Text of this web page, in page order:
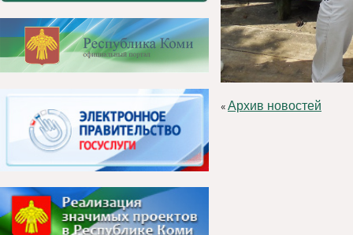
«Архив новостей